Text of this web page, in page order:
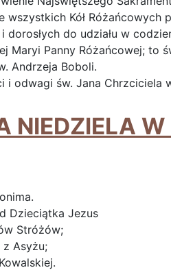
Kół Różańcowych
dorosłych do udziału w
Maryi Panny Różańcowej; to
Andrzeja Boboli.
odwagi św. Jana Chrzciciela
NIEDZIELA
Dzieciątka Jezus
Stróżów;
z Asyżu;